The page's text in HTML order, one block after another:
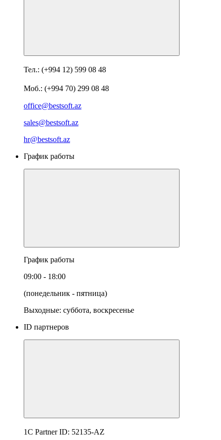
Тел.: (+994 12) 599 08 48
Моб.: (+994 70) 299 08 48
office@bestsoft.az
sales@bestsoft.az
hr@bestsoft.az
График работы
График работы
09:00 - 18:00
(понедельник - пятница)
Выходные: суббота, воскресенье
ID партнеров
1C Partner ID: 52135-AZ